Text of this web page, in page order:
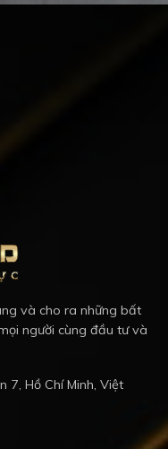
và cho ra những bất
người cùng đầu tư và
7, Hồ Chí Minh, Việt